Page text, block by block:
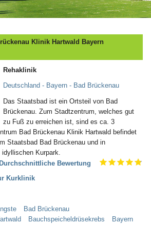
Klinik Hartwald Bayern
Rehaklinik
Deutschland - Bayern - Bad Brückenau
Das Staatsbad ist ein Ortsteil von Bad
Brückenau. Zum Stadtzentrum, welches gut
zu Fuß zu erreichen ist, sind es ca. 3
Bad Brückenau Klinik Hartwald befindet
Staatsbad Bad Brückenau und in
Kurpark.
Bewertung
Kurklinik
Bad Brückenau
Bauchspeicheldrüsekrebs
Bayern